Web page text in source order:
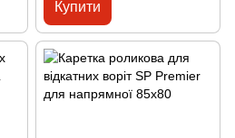
Купити